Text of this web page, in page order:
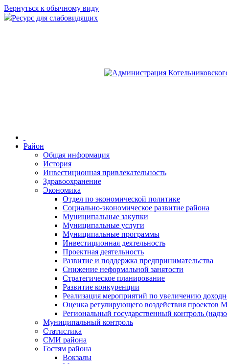
Вернуться к обычному виду
Ресурс для слабовидящих
Район
Общая информация
История
Инвестиционная привлекательность
Здравоохранение
Экономика
Отдел по экономической политике
Социально-экономическое развитие района
Муниципальные закупки
Муниципальные услуги
Муниципальные программы
Инвестиционная деятельность
Проектная деятельность
Развитие и поддержка предпринимательства
Снижение неформальной занятости
Стратегическое планирование
Развитие конкуренции
Реализация мероприятий по увеличению
Оценка регулирующего воздействия проектов
Региональный государственный контроль
Муниципальный контроль
Статистика
СМИ района
Гостям района
Вокзалы